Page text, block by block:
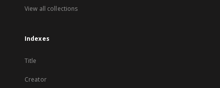
View all collections
Indexes
Title
Creator